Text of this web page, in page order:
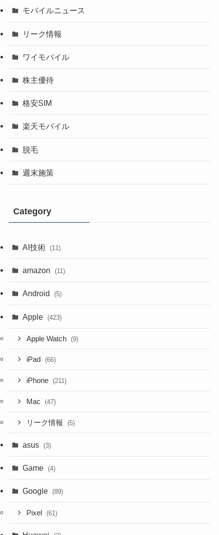
モバイルニュース
リーク情報
ワイモバイル
株主優待
格安SIM
楽天モバイル
脱毛
週末施策
Category
AI技術 (11)
amazon (11)
Android (5)
Apple (423)
Apple Watch (9)
iPad (66)
iPhone (211)
Mac (47)
リーク情報 (5)
asus (3)
Game (4)
Google (89)
Pixel (61)